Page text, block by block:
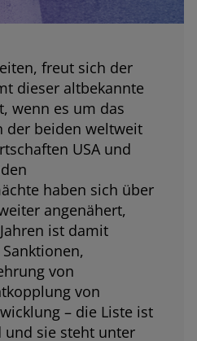
freut sich der
dieser altbekannte
wenn es um das
der beiden weltweit
USA und
haben sich über
angenähert,
ist damit
von
von
– die Liste ist
sie steht unter